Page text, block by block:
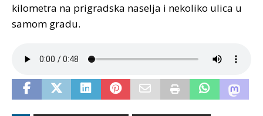
kilometra na prigradska naselja i nekoliko ulica u
samom gradu.